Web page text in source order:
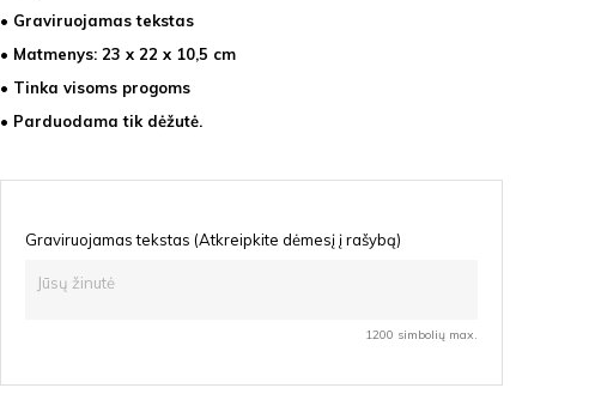
• Graviruojamas tekstas
• Matmenys: 23 x 22 x 10,5 cm
• Tinka visoms progoms
• Parduodama tik dėžutė.
Graviruojamas tekstas (Atkreipkite dėmesį į rašybą)
1200 simbolių max.